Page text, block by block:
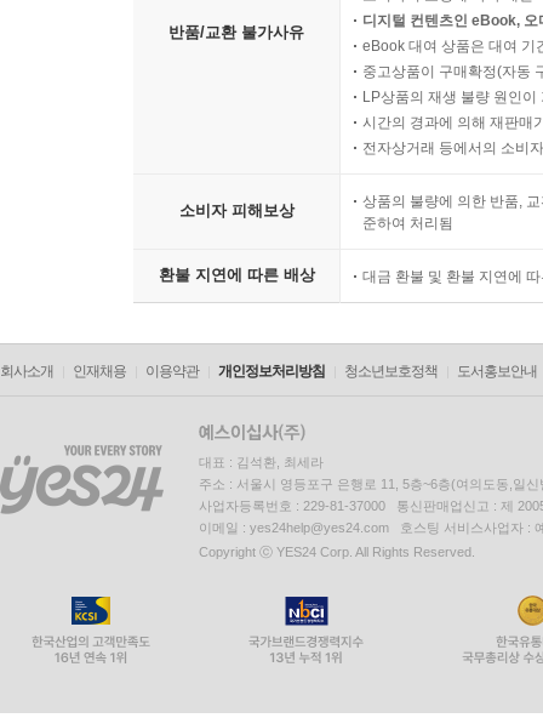
반품/교환 불가사유
디지털 컨텐츠인 eBook,
eBook 대여 상품은 대여 기
중고상품이 구매확정(자동
LP상품의 재생 불량 원인
시간의 경과에 의해 재판매
전자상거래 등에서의 소비
소비자 피해보상
상품의 불량에 의한 반품,
준하여 처리됨
환불 지연에 따른 배상 대금 환불 및 환불 지연에
회사소개 인재채용 이용약관 개인정보처리방침 청소년보호정책 도서홍보안내
대표 : 김석환, 최세라
주소 : 서울시 영등포구 은행로 11, 5층~6층(여의도동,일신
사업자등록번호 : 229-81-37000 통신판매업신고 : 제
이메일 : yes24help@yes24.com 호스팅 서비스사업자 :
Copyright ⓒ YES24 Corp. All Rights Reserved.